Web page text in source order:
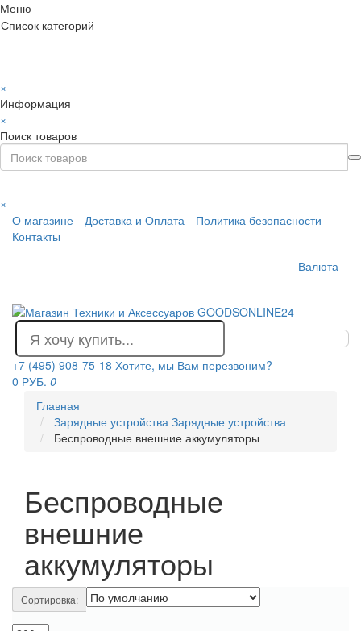
Меню
Список категорий
×
Информация
×
Поиск товаров
×
О магазине
Доставка и Оплата
Политика безопасности
Контакты
Валюта
+7 (495) 908-75-18 Хотите, мы Вам перезвоним?
0 РУБ. 0
Главная
Зарядные устройства Зарядные устройства
Беспроводные внешние аккумуляторы
Беспроводные
внешние
аккумуляторы
Сортировка: